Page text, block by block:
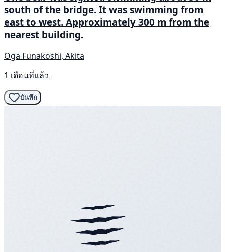
south of the bridge. It was swimming from
east to west. Approximately 300 m from the
nearest building.
Oga Funakoshi, Akita
1 เดือนที่แล้ว
บันทึก